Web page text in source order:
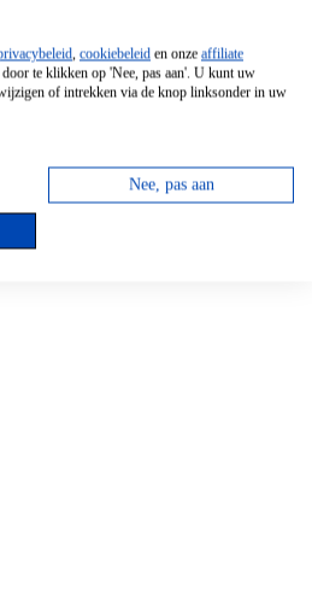
, cookiebeleid en onze affiliate
te klikken op 'Nee, pas aan'. U kunt uw
of intrekken via de knop linksonder in uw
Nee, pas aan